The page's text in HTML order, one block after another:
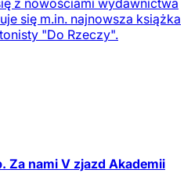
z nowościami wydawnictwa
się m.in. najnowsza książka
"Do Rzeczy".
Za nami V zjazd Akademii